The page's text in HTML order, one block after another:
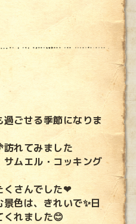
ごせる季節になりま
訪れてみました
ムエル・コッキング
くさんでした❤
色は、きれいで✨日
くれました😊